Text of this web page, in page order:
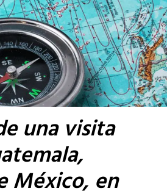
una visita
México, en